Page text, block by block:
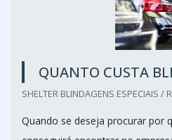
QUANTO CUSTA
SHELTER BLINDAGENS ESPECIAIS /
Quando se deseja procurar por